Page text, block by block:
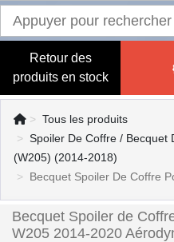
Retour des
produits en stock
Tous les produits
Spoiler De Coffre / Becquet
(W205) (2014-2018)
Becquet Spoiler De Coffre
Becquet Spoiler de
W205 2014-2020